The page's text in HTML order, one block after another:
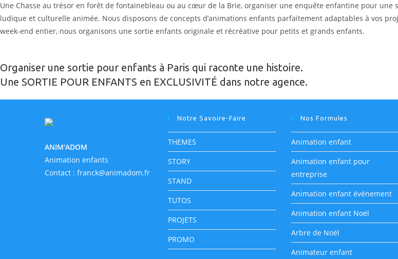
Une Chasse au trésor en forêt de fontainebleau ou au cœur de la Brie, organiser une enquête enfantine pour
ludique et culturelle animée. Nous disposons de concepts d’animations enfants parfaitement adaptables à vos
week-end entier, nous organisons une sortie enfants originale et récréative pour petits et grands enfants.
Organiser une sortie pour enfants à Paris qui raconte une histoire.
Une SORTIE POUR ENFANTS en EXCLUSIVITÉ dans notre agence.
ANIM'ADOM
Animation enfants
Contact : franck@animadom.fr
Notre Savoire-Faire
THEMES
STORY
STAND
TUTOS
PROJETS
PROMO
Nos Formules
Animation enfant
Animation enfant pour
entreprise
Animation enfant événement
Animation enfant Noël
Arbre de Noël
Animateur enfant